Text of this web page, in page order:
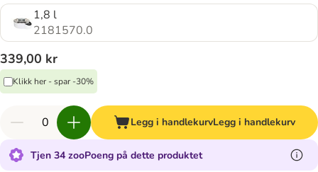
1,8 l
2181570.0
339,00 kr
Klikk her - spar -30%
Legg i handlekurvLegg i handlekurv
Tjen 34 zooPoeng på dette produktet